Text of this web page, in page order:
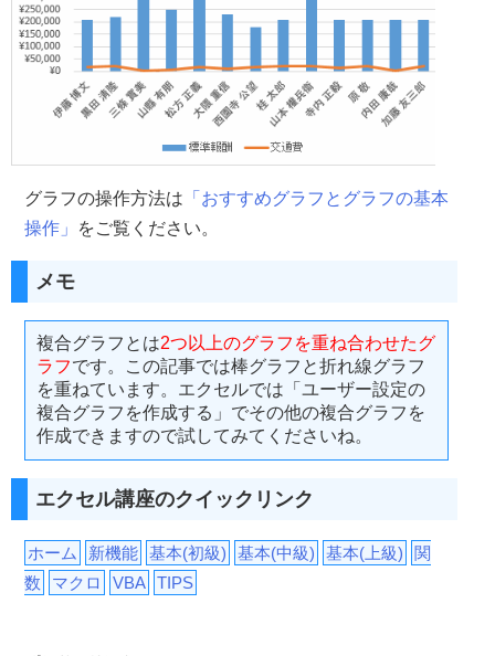
グラフの操作方法は 「おすすめグラフとグラフの基本
操作」
をご覧ください。
メモ
複合グラフとは2つ以上のグラフを重ね合わせたグ
ラフです。この記事では棒グラフと折れ線グラフ
を重ねています。エクセルでは「ユーザー設定の
複合グラフを作成する」でその他の複合グラフを
作成できますので試してみてくださいね。
エクセル講座のクイックリンク
ホーム 新機能 基本(初級) 基本(中級) 基本(上級)
関
数
マクロ VBA TIPS